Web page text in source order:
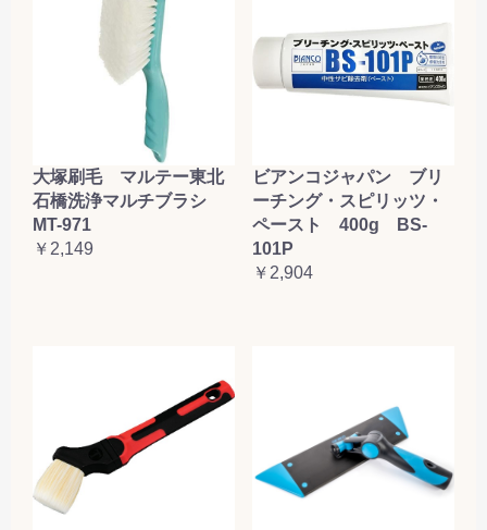
大塚刷毛 マルテー東北
石橋洗浄マルチブラシ
MT-971
￥2,149
ビアンコジャパン ブリ
ーチング・スピリッツ・
ペースト 400g BS-
101P
￥2,904